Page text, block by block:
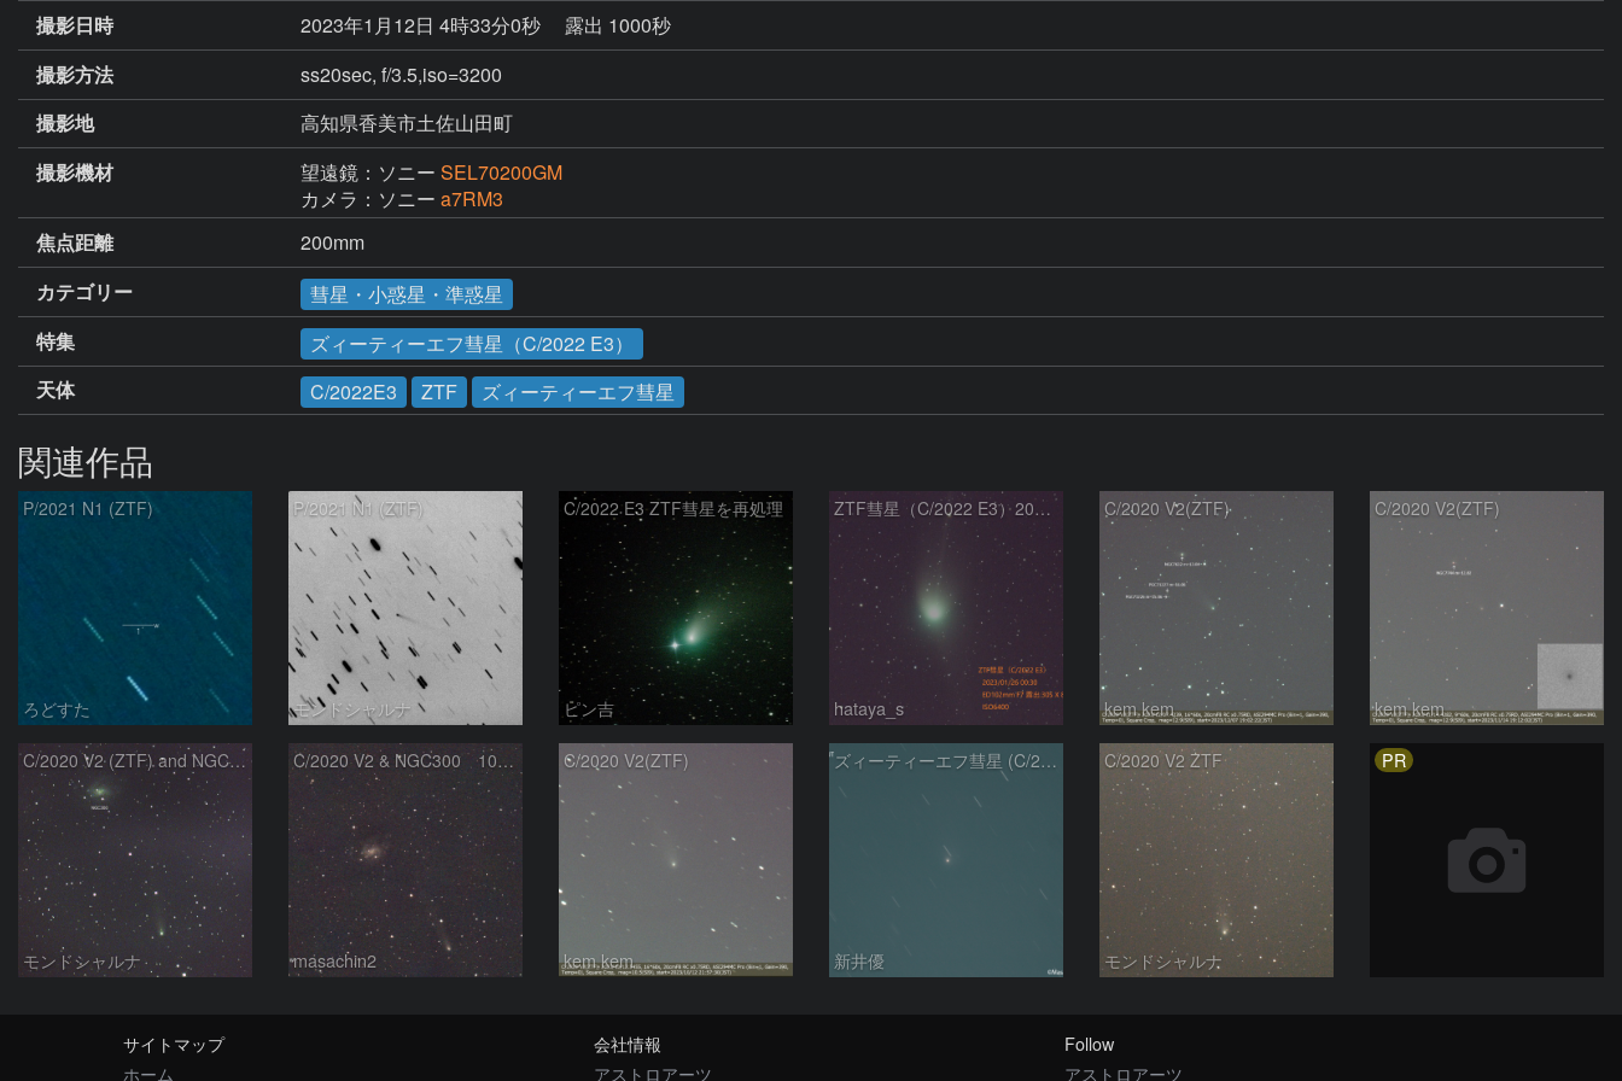
撮影日時 2023年1月12日 4時33分0秒
露出 1000秒
撮影方法
ss20sec, f/3.5,iso=3200
撮影地
高知県香美市土佐山田町
撮影機材
望遠鏡：ソニー SEL70200GM
カメラ：ソニー a7RM3
焦点距離
200mm
カテゴリー
彗星・小惑星・準惑星
特集
ズィーティーエフ彗星（C/2022 E3）
天体
C/2022E3 ZTF ズィーティーエフ彗星
関連作品
P/2021 N1 (ZTF)
ろどすた
P/2021 N1 (ZTF)
モンドシャルナ
C/2022 E3 ZTF彗星を再処理
ピン吉
ZTF彗星（C/2022 E3）2023/01/26
hataya_s
C/2020 V2(ZTF)
kem.kem
C/2020 V2(ZTF)
kem.kem
C/2020 V2 (ZTF) and NGC300
モンドシャルナ
C/2020 V2 & NGC300 10/15
masachin2
C/2020 V2(ZTF)
kem.kem
ズィーティーエフ彗星 (C/2020V2)：202309/12
新井優
C/2020 V2 ZTF
モンドシャルナ
PR
サイトマップ
ホーム
会社情報
アストロアーツ
Follow
アストロアーツ